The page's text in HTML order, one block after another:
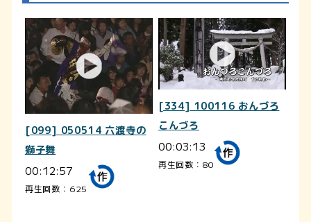
[099] 050514 六渡寺の
獅子舞
00:12:57
再生回数：625
[334] 100116 おんづろ
こんづろ
00:03:13
再生回数：80